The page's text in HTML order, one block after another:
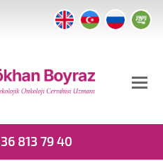
813 79 40